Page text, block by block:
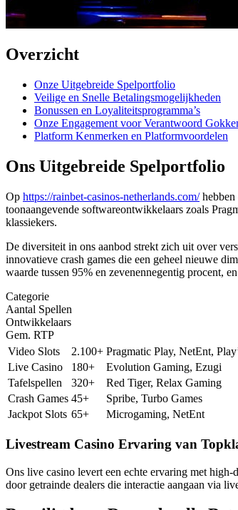
Overzicht
Onze Uitgebreide Spelportfolio
Veilige en Snelle Betalingsmogelijkheden
Bonussen en Loyaliteitsprogramma’s
Onze Engagement voor Verantwoord
Platform Kenmerken en Platformvoordelen
Ons Uitgebreide Spelportfolio
Op https://rainbet-casinos-netherlands.com/hebben
toonaangevende softwareontwikkelaars zoals
klassiekers.
De diversiteit in ons aanbod strekt zich uit over
innovatieve crash games die een geheel nieuwe
waarde tussen 95% en zevenennegentig procent,
Categorie
Aantal Spellen
Ontwikkelaars
Gem. RTP
Video Slots
2.100+ Pragmatic Play, NetEnt,
Live Casino
180+ Evolution Gaming, Ezugi
Tafelspellen
320+ Red Tiger, Relax Gaming
Crash Games 45+ Spribe, Turbo Games
Jackpot Slots 65+ Microgaming, NetEnt
Livestream Casino Ervaring van
Ons live casino levert een echte ervaring met
door getrainde dealers die interactie aangaan via